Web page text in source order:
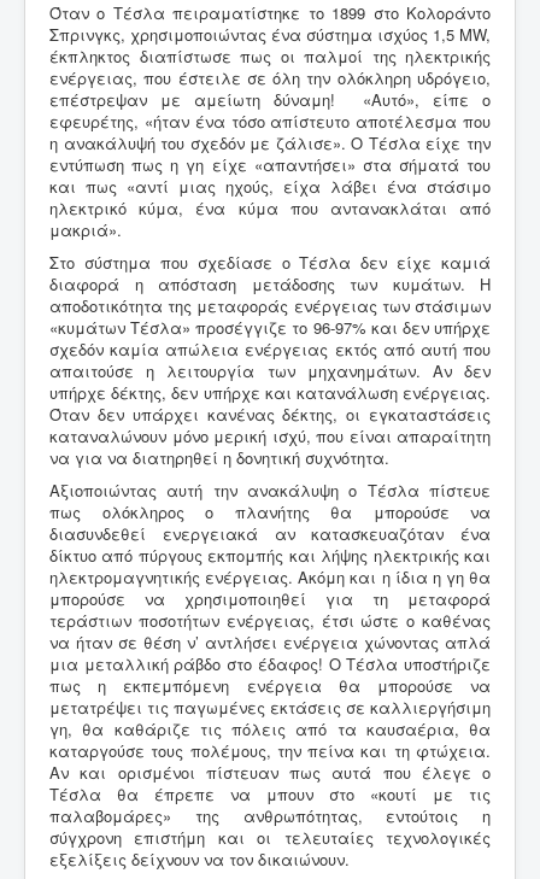
Όταν ο Τέσλα πειραματίστηκε το 1899 στο Κολοράντο
Σπρινγκς, χρησιμοποιώντας ένα σύστημα ισχύος 1,5 MW,
έκπληκτος διαπίστωσε πως οι παλμοί της ηλεκτρικής
ενέργειας, που έστειλε σε όλη την ολόκληρη υδρόγειο,
επέστρεψαν με αμείωτη δύναμη! «Αυτό», είπε ο
εφευρέτης, «ήταν ένα τόσο απίστευτο αποτέλεσμα που
η ανακάλυψή του σχεδόν με ζάλισε». Ο Τέσλα είχε την
εντύπωση πως η γη είχε «απαντήσει» στα σήματά του
και πως «αντί μιας ηχούς, είχα λάβει ένα στάσιμο
ηλεκτρικό κύμα, ένα κύμα που αντανακλάται από
μακριά».
Στο σύστημα που σχεδίασε ο Τέσλα δεν είχε καμιά
διαφορά η απόσταση μετάδοσης των κυμάτων. Η
αποδοτικότητα της μεταφοράς ενέργειας των στάσιμων
«κυμάτων Τέσλα» προσέγγιζε το 96-97% και δεν υπήρχε
σχεδόν καμία απώλεια ενέργειας εκτός από αυτή που
απαιτούσε η λειτουργία των μηχανημάτων. Αν δεν
υπήρχε δέκτης, δεν υπήρχε και κατανάλωση ενέργειας.
Όταν δεν υπάρχει κανένας δέκτης, οι εγκαταστάσεις
καταναλώνουν μόνο μερική ισχύ, που είναι απαραίτητη
να για να διατηρηθεί η δονητική συχνότητα.
Αξιοποιώντας αυτή την ανακάλυψη ο Τέσλα πίστευε
πως ολόκληρος ο πλανήτης θα μπορούσε να
διασυνδεθεί ενεργειακά αν κατασκευαζόταν ένα
δίκτυο από πύργους εκπομπής και λήψης ηλεκτρικής και
ηλεκτρομαγνητικής ενέργειας. Ακόμη και η ίδια η γη θα
μπορούσε να χρησιμοποιηθεί για τη μεταφορά
τεράστιων ποσοτήτων ενέργειας, έτσι ώστε ο καθένας
να ήταν σε θέση ν’ αντλήσει ενέργεια χώνοντας απλά
μια μεταλλική ράβδο στο έδαφος! Ο Τέσλα υποστήριζε
πως η εκπεμπόμενη ενέργεια θα μπορούσε να
μετατρέψει τις παγωμένες εκτάσεις σε καλλιεργήσιμη
γη, θα καθάριζε τις πόλεις από τα καυσαέρια, θα
καταργούσε τους πολέμους, την πείνα και τη φτώχεια.
Αν και ορισμένοι πίστευαν πως αυτά που έλεγε ο
Τέσλα θα έπρεπε να μπουν στο «κουτί με τις
παλαβομάρες» της ανθρωπότητας, εντούτοις η
σύγχρονη επιστήμη και οι τελευταίες τεχνολογικές
εξελίξεις δείχνουν να τον δικαιώνουν.